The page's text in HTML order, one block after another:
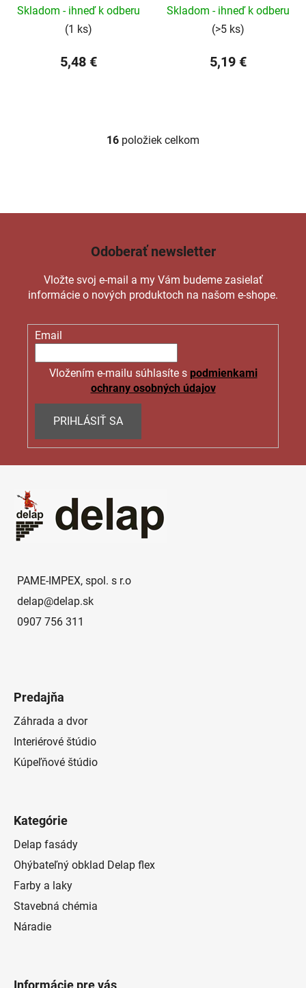
Skladom - ihneď k odberu
(1 ks)
5,48 €
Skladom - ihneď k odberu
(>5 ks)
5,19 €
O
i
p
r
k
y
ý
p
16 položiek celkom
Odoberať newsletter
Vložte svoj e-mail a my Vám budeme zasielať
informácie o nových produktoch na našom e-shope.
Email
Vložením e-mailu súhlasíte s podmienkami
ochrany osobných údajov
PRIHLÁSIŤ SA
PAME-IMPEX, spol. s r.o
delap@delap.sk
0907 756 311
Predajňa
Záhrada a dvor
Interiérové štúdio
Kúpeľňové štúdio
Kategórie
Delap fasády
Ohýbateľný obklad Delap flex
Farby a laky
Stavebná chémia
Náradie
Informácie pre vás